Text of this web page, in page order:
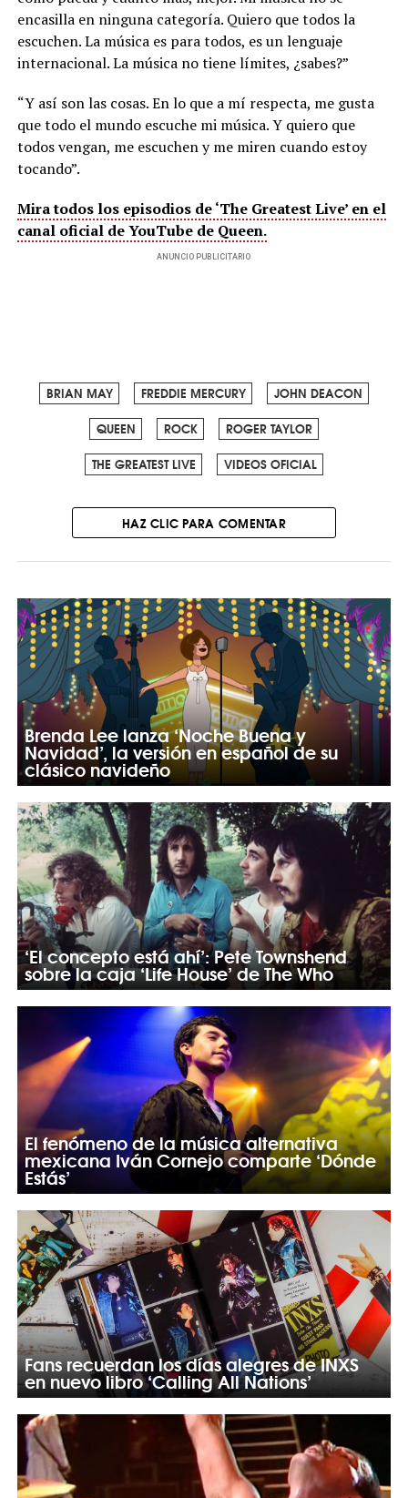
encasilla en ninguna categoría. Quiero que todos la
escuchen. La música es para todos, es un lenguaje
internacional. La música no tiene límites, ¿sabes?”
“Y así son las cosas. En lo que a mí respecta, me gusta
que todo el mundo escuche mi música. Y quiero que
todos vengan, me escuchen y me miren cuando estoy
tocando”.
Mira todos los episodios de ‘The Greatest Live’ en el
canal oficial de YouTube de Queen.
ANUNCIO PUBLICITARIO
BRIAN MAY FREDDIE MERCURY
JOHN DEACON
QUEEN
ROCK
ROGER TAYLOR
THE GREATEST LIVE
VIDEOS OFICIAL
HAZ CLIC PARA COMENTAR
Brenda Lee lanza ‘Noche Buena y
Navidad’, la versión en español de su
clásico navideño
‘El concepto está ahí’: Pete Townshend
sobre la caja ‘Life House’ de The Who
El fenómeno de la música alternativa
mexicana Iván Cornejo comparte ‘Dónde
Estás’
Fans recuerdan los días alegres de INXS
en nuevo libro ‘Calling All Nations’